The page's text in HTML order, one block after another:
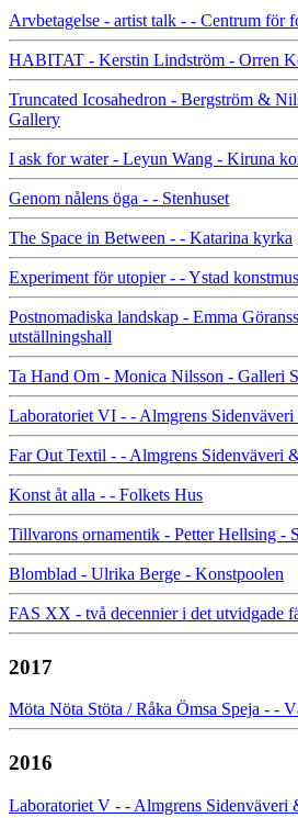
Arvbetagelse - artist talk - - Centrum för
HABITAT - Kerstin Lindström - Orren
Truncated Icosahedron - Bergström &
Gallery
I ask for water - Leyun Wang - Kiruna
Genom nålens öga - - Stenhuset
The Space in Between - - Katarina kyrka
Experiment för utopier - - Ystad
Postnomadiska landskap - Emma
utställningshall
Ta Hand Om - Monica Nilsson - Galleri
Laboratoriet VI - - Almgrens
Far Out Textil - - Almgrens Sidenväveri
Konst åt alla - - Folkets Hus
Tillvarons ornamentik - Petter Hellsing -
Blomblad - Ulrika Berge - Konstpoolen
FAS XX - två decennier i det utvidgade
2017
Möta Nöta Stöta / Råka Ömsa Speja - -
2016
Laboratoriet V - - Almgrens Sidenväveri